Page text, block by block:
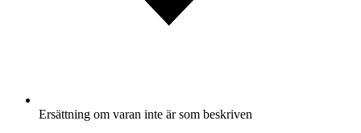
Ersättning om varan inte är som beskriven